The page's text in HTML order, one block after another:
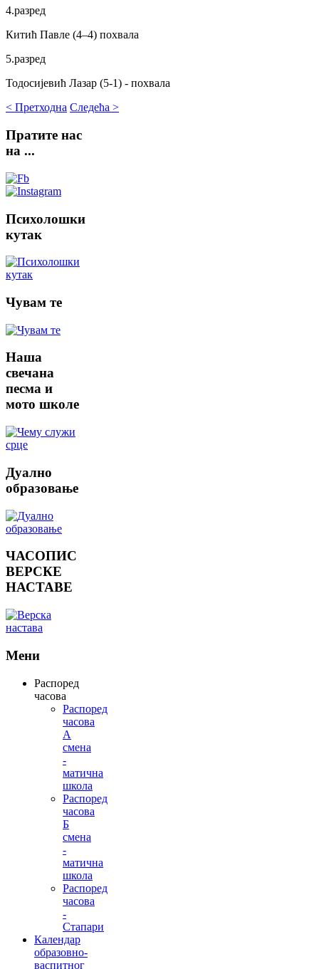
4.разред
Китић Павле (4–4) похвала
5.разред
Тодосијевић Лазар (5-1) - похвала
< Претходна Следећа >
Пратите нас
на ...
Психолошки
кутак
Чувам те
Наша
свечана
песма и
мото школе
Дуално
образовање
ЧАСОПИС
ВЕРСКЕ
НАСТАВЕ
Мени
Распоред
часова
Распоред
часова
А
смена
-
матична
школа
Распоред
часова
Б
смена
-
матична
школа
Распоред
часова
-
Стапари
Календар
образовно-
васпитног